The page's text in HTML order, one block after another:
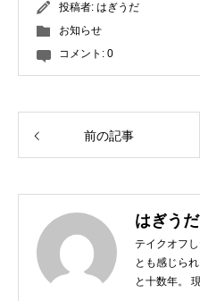
投稿者: はぎうだ
お知らせ
コメント: 0
前の記事
はぎうだ
テイクオフ
とも感じら
と十数年。